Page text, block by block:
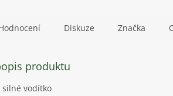
Diskuze Značka
produktu
silné vodítko